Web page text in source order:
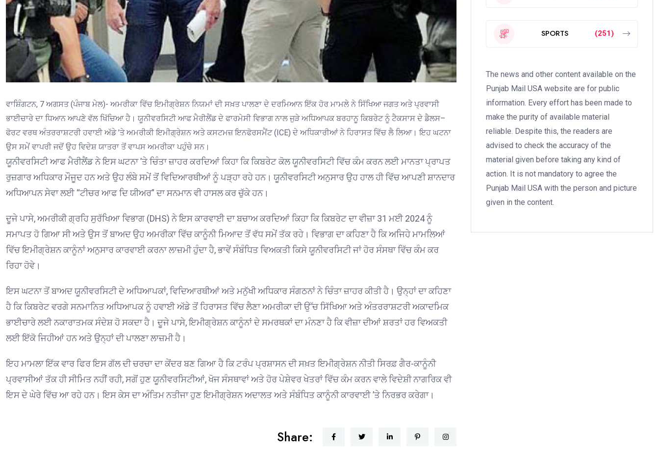
ਵਾਸ਼ਿੰਗਟਨ, 7 ਅਗਸਤ (ਪੰਜਾਬ ਮੇਲ)- ਅਮਰੀਕਾ ਵਿੱਚ ਇਮੀਗ੍ਰੇਸ਼ਨ ਨਿਯਮਾਂ ਦੀ ਸਖ਼ਤ ਪਾਲਣਾ ਦੇ ਦਰਮਿਆਨ ਇੱਕ ਹੋਰ ਮਾਮਲੇ ਨੇ ਸਿੱਖਿਆ ਜਗਤ ਅਤੇ ਪ੍ਰਵਾਸੀ
ਭਾਈਚਾਰੇ ਦਾ ਧਿਆਨ ਆਪਣੇ ਵੱਲ ਖਿੱਚਿਆ ਹੈ। ਯੂਨੀਵਰਸਿਟੀ ਆਫ ਮੈਰੀਲੈਂਡ ਦੇ ਫਾਰਮੇਸੀ ਵਿਭਾਗ ਨਾਲ ਜੁੜੇ ਅਧਿਆਪਕ ਬਰਹਾਨੂ ਕਿਬਰੇਟ ਨੂੰ ਟੈਕਸਾਸ ਦੇ ਡੈਲਸ–
ਫੋਰਟ ਵਰਥ ਅੰਤਰਰਾਸ਼ਟਰੀ ਹਵਾਈ ਅੱਡੇ ’ਤੇ ਅਮਰੀਕੀ ਇਮੀਗ੍ਰੇਸ਼ਨ ਅਤੇ ਕਸਟਮਜ਼ ਇਨਫੋਰਸਮੈਂਟ (ICE) ਦੇ ਅਧਿਕਾਰੀਆਂ ਨੇ ਹਿਰਾਸਤ ਵਿੱਚ ਲੈ ਲਿਆ। ਇਹ ਘਟਨਾ
ਉਸ ਸਮੇਂ ਵਾਪਰੀ ਜਦੋਂ ਉਹ ਵਿਦੇਸ਼ ਯਾਤਰਾ ਤੋਂ ਵਾਪਸ ਅਮਰੀਕਾ ਪਹੁੰਚੇ ਸਨ।
ਯੂਨੀਵਰਸਿਟੀ ਆਫ ਮੈਰੀਲੈਂਡ ਨੇ ਇਸ ਘਟਨਾ ’ਤੇ ਚਿੰਤਾ ਜ਼ਾਹਰ ਕਰਦਿਆਂ ਕਿਹਾ ਕਿ ਕਿਬਰੇਟ ਕੋਲ ਯੂਨੀਵਰਸਿਟੀ ਵਿੱਚ ਕੰਮ ਕਰਨ ਲਈ ਮਾਨਤਾ ਪ੍ਰਾਪਤ
ਰੁਜ਼ਗਾਰ ਅਧਿਕਾਰ ਮੌਜੂਦ ਹਨ ਅਤੇ ਉਹ ਲੰਬੇ ਸਮੇਂ ਤੋਂ ਵਿਦਿਆਰਥੀਆਂ ਨੂੰ ਪੜ੍ਹਾ ਰਹੇ ਹਨ। ਯੂਨੀਵਰਸਿਟੀ ਅਨੁਸਾਰ ਉਹ ਹਾਲ ਹੀ ਵਿੱਚ ਆਪਣੀ ਸ਼ਾਨਦਾਰ
ਅਧਿਆਪਨ ਸੇਵਾ ਲਈ “ਟੀਚਰ ਆਫ ਦਿ ਯੀਅਰ” ਦਾ ਸਨਮਾਨ ਵੀ ਹਾਸਲ ਕਰ ਚੁੱਕੇ ਹਨ।
ਦੂਜੇ ਪਾਸੇ, ਅਮਰੀਕੀ ਗ੍ਰਹਿ ਸੁਰੱਖਿਆ ਵਿਭਾਗ (DHS) ਨੇ ਇਸ ਕਾਰਵਾਈ ਦਾ ਬਚਾਅ ਕਰਦਿਆਂ ਕਿਹਾ ਕਿ ਕਿਬਰੇਟ ਦਾ ਵੀਜ਼ਾ 31 ਮਈ 2024 ਨੂੰ
ਸਮਾਪਤ ਹੋ ਗਿਆ ਸੀ ਅਤੇ ਉਸ ਤੋਂ ਬਾਅਦ ਉਹ ਅਮਰੀਕਾ ਵਿੱਚ ਕਾਨੂੰਨੀ ਮਿਆਦ ਤੋਂ ਵੱਧ ਸਮੇਂ ਤੱਕ ਰਹੇ। ਵਿਭਾਗ ਦਾ ਕਹਿਣਾ ਹੈ ਕਿ ਅਜਿਹੇ ਮਾਮਲਿਆਂ
ਵਿੱਚ ਇਮੀਗ੍ਰੇਸ਼ਨ ਕਾਨੂੰਨਾਂ ਅਨੁਸਾਰ ਕਾਰਵਾਈ ਕਰਨਾ ਲਾਜ਼ਮੀ ਹੁੰਦਾ ਹੈ, ਭਾਵੇਂ ਸੰਬੰਧਿਤ ਵਿਅਕਤੀ ਕਿਸੇ ਯੂਨੀਵਰਸਿਟੀ ਜਾਂ ਹੋਰ ਸੰਸਥਾ ਵਿੱਚ ਕੰਮ ਕਰ
ਰਿਹਾ ਹੋਵੇ।
ਇਸ ਘਟਨਾ ਤੋਂ ਬਾਅਦ ਯੂਨੀਵਰਸਿਟੀ ਦੇ ਅਧਿਆਪਕਾਂ, ਵਿਦਿਆਰਥੀਆਂ ਅਤੇ ਮਨੁੱਖੀ ਅਧਿਕਾਰ ਸੰਗਠਨਾਂ ਨੇ ਚਿੰਤਾ ਜ਼ਾਹਰ ਕੀਤੀ ਹੈ। ਉਨ੍ਹਾਂ ਦਾ ਕਹਿਣਾ
ਹੈ ਕਿ ਕਿਬਰੇਟ ਵਰਗੇ ਸਨਮਾਨਿਤ ਅਧਿਆਪਕ ਨੂੰ ਹਵਾਈ ਅੱਡੇ ਤੋਂ ਹਿਰਾਸਤ ਵਿੱਚ ਲੈਣਾ ਅਮਰੀਕਾ ਦੀ ਉੱਚ ਸਿੱਖਿਆ ਅਤੇ ਅੰਤਰਰਾਸ਼ਟਰੀ ਅਕਾਦਮਿਕ
ਭਾਈਚਾਰੇ ਲਈ ਨਕਾਰਾਤਮਕ ਸੰਦੇਸ਼ ਹੋ ਸਕਦਾ ਹੈ। ਦੂਜੇ ਪਾਸੇ, ਇਮੀਗ੍ਰੇਸ਼ਨ ਕਾਨੂੰਨਾਂ ਦੇ ਸਮਰਥਕਾਂ ਦਾ ਮੰਨਣਾ ਹੈ ਕਿ ਵੀਜ਼ਾ ਦੀਆਂ ਸ਼ਰਤਾਂ ਹਰ ਵਿਅਕਤੀ
ਲਈ ਇੱਕੋ ਜਿਹੀਆਂ ਹਨ ਅਤੇ ਉਨ੍ਹਾਂ ਦੀ ਪਾਲਣਾ ਲਾਜ਼ਮੀ ਹੈ।
ਇਹ ਮਾਮਲਾ ਇੱਕ ਵਾਰ ਫਿਰ ਇਸ ਗੱਲ ਦੀ ਚਰਚਾ ਦਾ ਕੇਂਦਰ ਬਣ ਗਿਆ ਹੈ ਕਿ ਟਰੰਪ ਪ੍ਰਸ਼ਾਸਨ ਦੀ ਸਖ਼ਤ ਇਮੀਗ੍ਰੇਸ਼ਨ ਨੀਤੀ ਸਿਰਫ਼ ਗੈਰ-ਕਾਨੂੰਨੀ
ਪ੍ਰਵਾਸੀਆਂ ਤੱਕ ਹੀ ਸੀਮਿਤ ਨਹੀਂ ਰਹੀ, ਸਗੋਂ ਹੁਣ ਯੂਨੀਵਰਸਿਟੀਆਂ, ਖੋਜ ਸੰਸਥਾਵਾਂ ਅਤੇ ਹੋਰ ਪੇਸ਼ੇਵਰ ਖੇਤਰਾਂ ਵਿੱਚ ਕੰਮ ਕਰਨ ਵਾਲੇ ਵਿਦੇਸ਼ੀ ਨਾਗਰਿਕ ਵੀ
ਇਸ ਦੇ ਘੇਰੇ ਵਿੱਚ ਆ ਰਹੇ ਹਨ। ਇਸ ਕੇਸ ਦਾ ਅੰਤਿਮ ਨਤੀਜਾ ਹੁਣ ਇਮੀਗ੍ਰੇਸ਼ਨ ਅਦਾਲਤ ਅਤੇ ਸੰਬੰਧਿਤ ਕਾਨੂੰਨੀ ਕਾਰਵਾਈ ’ਤੇ ਨਿਰਭਰ ਕਰੇਗਾ।
Share:
SPORTS (251)
The news and other content available on the
Punjab Mail USA website are for public
information. Every effort has been made to
make the purity of available material
reliable. Despite this, the readers are
advised to check the accuracy of the
material given before taking any kind of
action. It is not mandatory to agree the
Punjab Mail USA with the person and picture
given in the content.